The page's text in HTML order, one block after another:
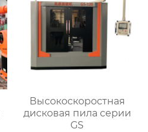
Высокоскоростная
дисковая пила серии
GS